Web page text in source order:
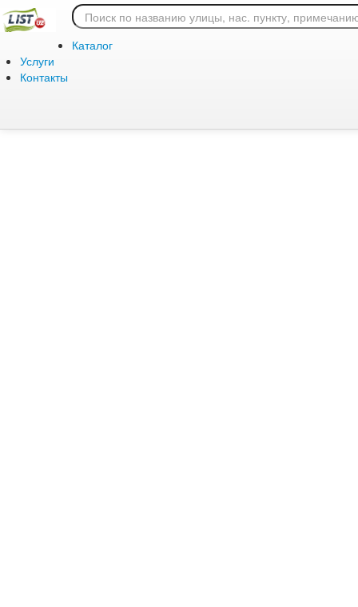
Каталог
Услуги
Контакты
Ошибка 404: страница